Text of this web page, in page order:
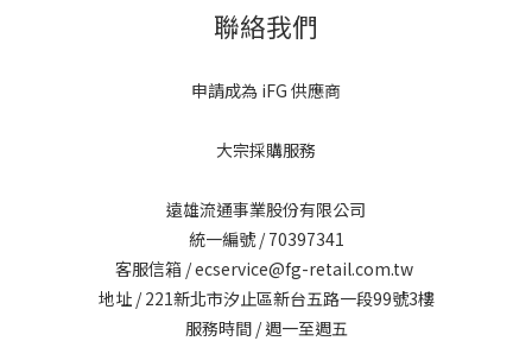
聯絡我們
申請成為 iFG 供應商
大宗採購服務
遠雄流通事業股份有限公司
統一編號 / 70397341
客服信箱 / ecservice@fg-retail.com.tw
地址 / 221新北市汐止區新台五路一段99號3樓
服務時間 / 週一至週五